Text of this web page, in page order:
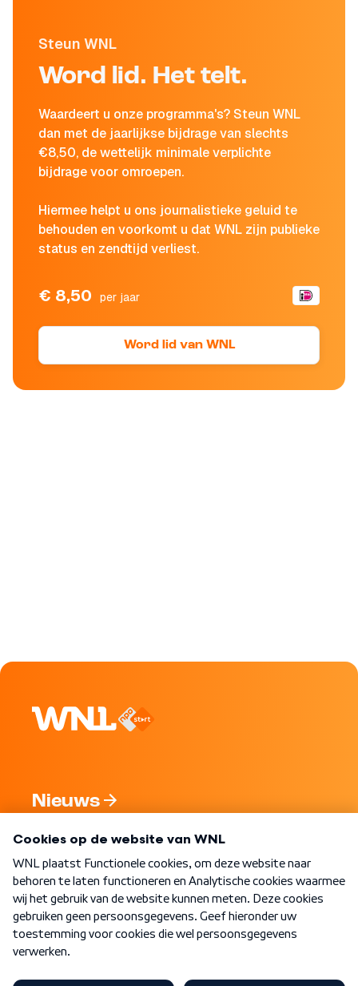
Steun WNL
Word lid. Het telt.
Waardeert u onze programma's? Steun WNL
dan met de jaarlijkse bijdrage van slechts
€8,50, de wettelijk minimale verplichte
bijdrage voor omroepen.
Hiermee helpt u ons journalistieke geluid te
behouden en voorkomt u dat WNL zijn publieke
status en zendtijd verliest.
€ 8,50 per jaar
Word lid van WNL
Nieuws
Nieuwsbrief
Word Lid